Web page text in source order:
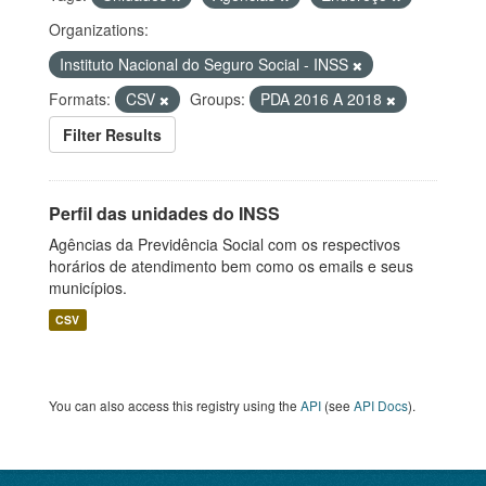
Organizations:
Instituto Nacional do Seguro Social - INSS
Formats:
CSV Groups:
PDA 2016 A 2018
Filter Results
Perfil das unidades do INSS
Agências da Previdência Social com os respectivos
horários de atendimento bem como os emails e seus
municípios.
CSV
You can also access this registry using the API (see API Docs).